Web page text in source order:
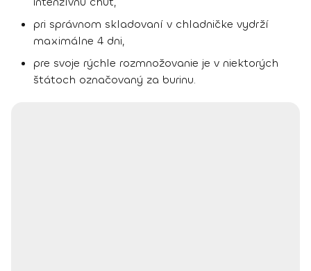
pri správnom skladovaní v chladničke vydrží
maximálne 4 dni,
pre svoje rýchle rozmnožovanie je v niektorých
štátoch označovaný za burinu.